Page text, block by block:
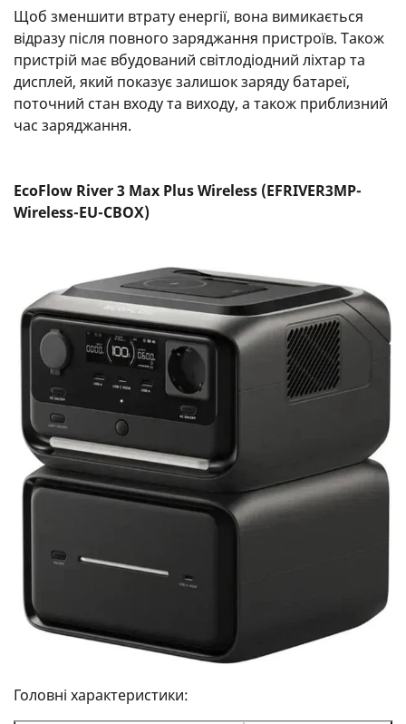
Щоб зменшити втрату енергії, вона вимикається
відразу після повного заряджання пристроїв. Також
пристрій має вбудований світлодіодний ліхтар та
дисплей, який показує залишок заряду батареї,
поточний стан входу та виходу, а також приблизний
час заряджання.
EcoFlow River 3 Max Plus Wireless (EFRIVER3MP-
Wireless-EU-CBOX)
Головні характеристики: